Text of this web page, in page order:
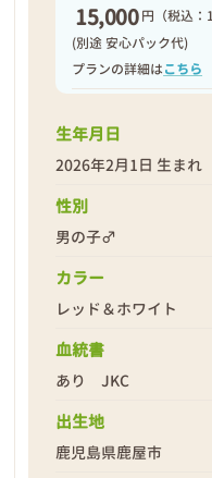
❮
15,000 円 （税込
(別途 安心パック代)
プランの詳細はこちら
生年月日
2026年2月1日 生まれ
性別
男の子♂
カラー
レッド＆ホワイト
血統書
あり JKC
出生地
鹿児島県鹿屋市